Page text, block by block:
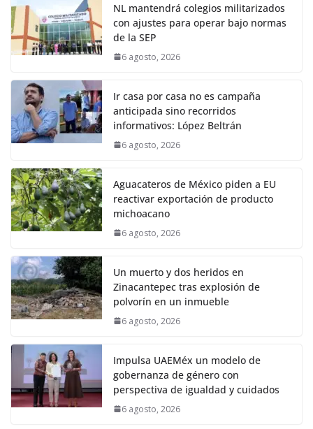
NL mantendrá colegios militarizados
con ajustes para operar bajo normas
de la SEP
6 agosto, 2026
Ir casa por casa no es campaña
anticipada sino recorridos
informativos: López Beltrán
6 agosto, 2026
Aguacateros de México piden a EU
reactivar exportación de producto
michoacano
6 agosto, 2026
Un muerto y dos heridos en
Zinacantepec tras explosión de
polvorín en un inmueble
6 agosto, 2026
Impulsa UAEMéx un modelo de
gobernanza de género con
perspectiva de igualdad y cuidados
6 agosto, 2026